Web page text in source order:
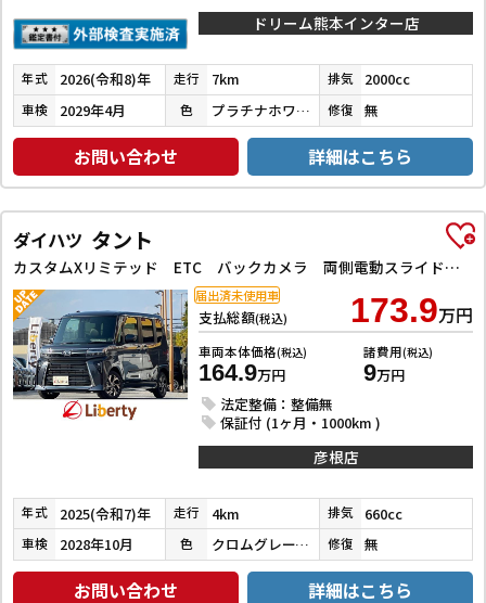
ドリーム熊本インター店
年式 2026(令和8)年 走行 7km 排気 2000cc
車検 2029年4月 色 プラチナホワイトパールマイカ 修復 無
お問い合わせ 詳細はこちら
ダイハツ タント
カスタムXリミテッド ETC バックカメラ 両側電動スライドドア クリアランスソナー オートクルーズコントロール 衝突被害軽減システム オートライト LEDヘッドランプ 電動格納ミラー
支払総額(税込) 173.9万円
車両本体価格(税込)
164.9万円
諸費用(税込)
9万円
法定整備：整備無
保証付 (1ヶ月・1000km )
届出済未使用車
彦根店
年式 2025(令和7)年 走行 4km 排気 660cc
車検 2028年10月 色 クロムグレーメタリック 修復 無
お問い合わせ 詳細はこちら